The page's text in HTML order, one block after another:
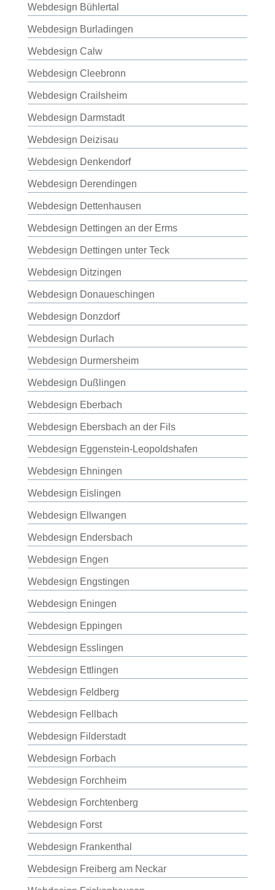
Webdesign Bühlertal
Webdesign Burladingen
Webdesign Calw
Webdesign Cleebronn
Webdesign Crailsheim
Webdesign Darmstadt
Webdesign Deizisau
Webdesign Denkendorf
Webdesign Derendingen
Webdesign Dettenhausen
Webdesign Dettingen an der Erms
Webdesign Dettingen unter Teck
Webdesign Ditzingen
Webdesign Donaueschingen
Webdesign Donzdorf
Webdesign Durlach
Webdesign Durmersheim
Webdesign Dußlingen
Webdesign Eberbach
Webdesign Ebersbach an der Fils
Webdesign Eggenstein-Leopoldshafen
Webdesign Ehningen
Webdesign Eislingen
Webdesign Ellwangen
Webdesign Endersbach
Webdesign Engen
Webdesign Engstingen
Webdesign Eningen
Webdesign Eppingen
Webdesign Esslingen
Webdesign Ettlingen
Webdesign Feldberg
Webdesign Fellbach
Webdesign Filderstadt
Webdesign Forbach
Webdesign Forchheim
Webdesign Forchtenberg
Webdesign Forst
Webdesign Frankenthal
Webdesign Freiberg am Neckar